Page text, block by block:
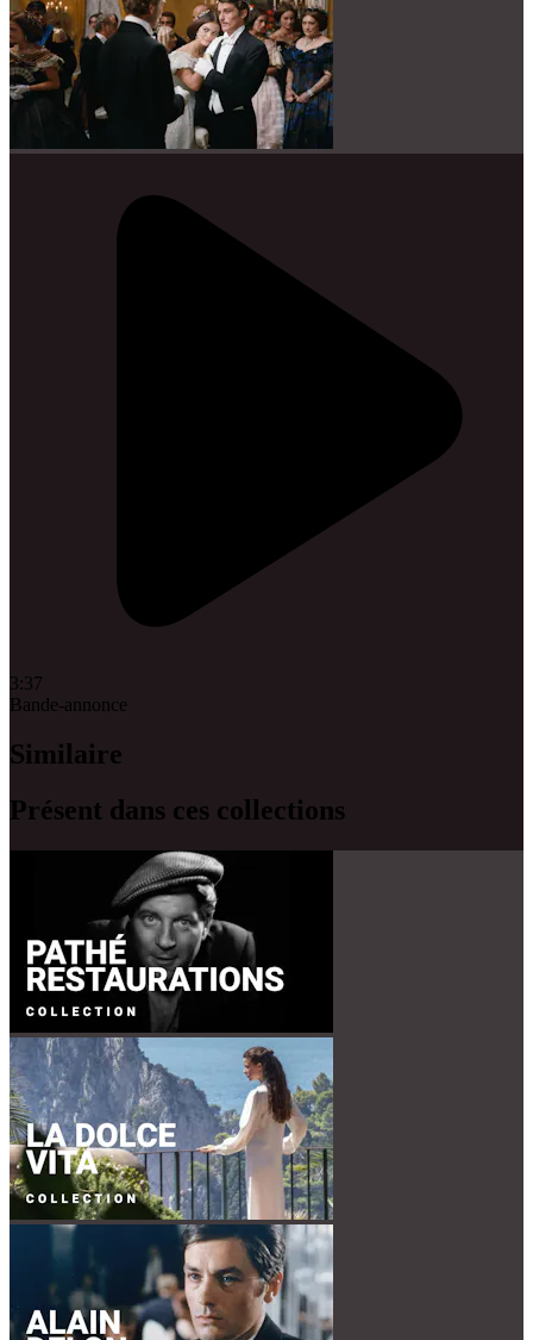
3:37
Bande-annonce
Similaire
Présent dans ces collections